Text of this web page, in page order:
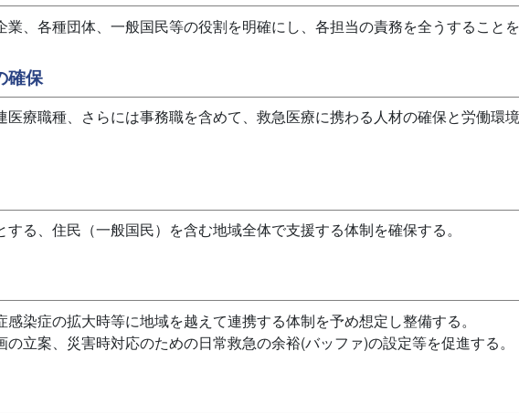
、各種団体、一般国民等の役割を明確にし、各担当の責務を全うすることを
確保
療職種、さらには事務職を含めて、救急医療に携わる人材の確保と労働環
る、住民（一般国民）を含む地域全体で支援する体制を確保する。
染症の拡大時等に地域を越えて連携する体制を予め想定し整備する。
立案、災害時対応のための日常救急の余裕(バッファ)の設定等を促進する。